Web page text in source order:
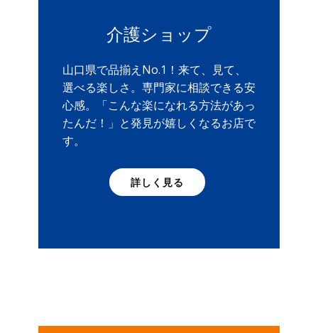
介護ショップ
山口県で品揃えNo.1！来て、見て、
選べる楽しさ。専門家に相談できる安
心感。「こんな楽になれる方法があっ
たんだ！」と発見が嬉しくなるお店で
す。
詳しく見る